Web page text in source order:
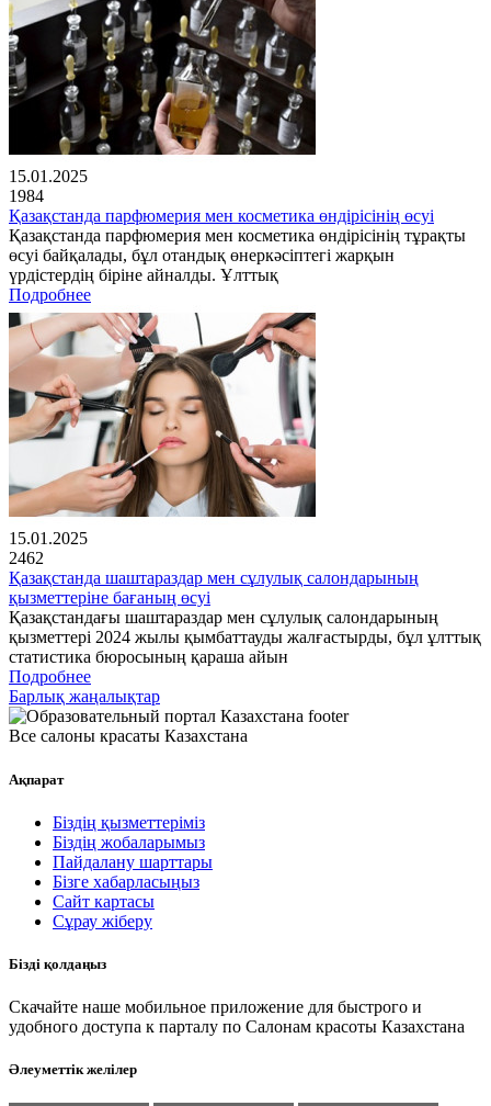
15.01.2025
1984
Қазақстанда парфюмерия мен косметика өндірісінің өсуі
Қазақстанда парфюмерия мен косметика өндірісінің тұрақты
өсуі байқалады, бұл отандық өнеркәсіптегі жарқын
үрдістердің біріне айналды. Ұлттық
Подробнее
15.01.2025
2462
Қазақстанда шаштараздар мен сұлулық салондарының
қызметтеріне бағаның өсуі
Қазақстандағы шаштараздар мен сұлулық салондарының
қызметтері 2024 жылы қымбаттауды жалғастырды, бұл ұлттық
статистика бюросының қараша айын
Подробнее
Барлық жаңалықтар
Все салоны красаты Казахстана
Ақпарат
Біздің қызметтеріміз
Біздің жобаларымыз
Пайдалану шарттары
Бізге хабарласыңыз
Сайт картасы
Сұрау жіберу
Бізді қолдаңыз
Скачайте наше мобильное приложение для быстрого и
удобного доступа к парталу по Салонам красоты Казахстана
Әлеуметтік желілер